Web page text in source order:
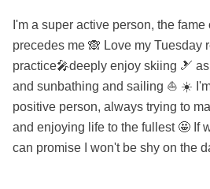
I'm a super active person, the fame
precedes me 🙈 Love my Tuesday
practice🎤deeply enjoy skiing 🎿
and sunbathing and sailing ⛵️ ☀️
positive person, always trying to
and enjoying life to the fullest 🤩 If
can promise I won't be shy on the